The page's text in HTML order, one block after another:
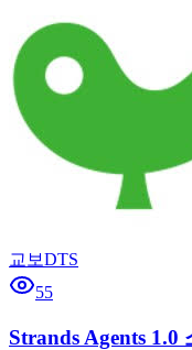
교보DTS
55
Strands Agents